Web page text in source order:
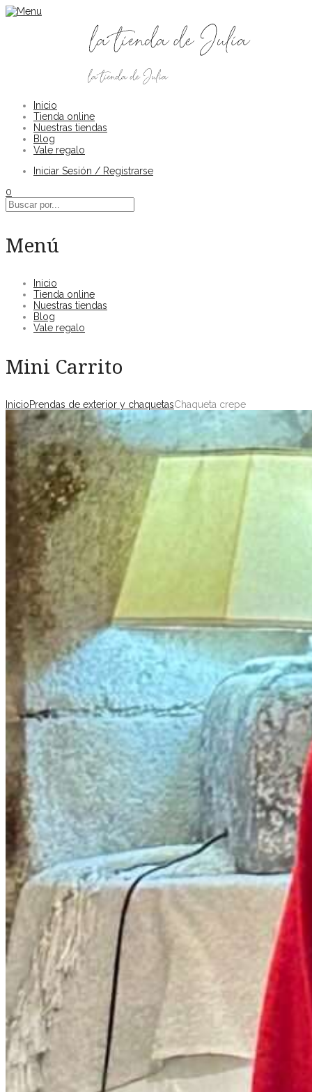
Inicio
Tienda online
Nuestras tiendas
Blog
Vale regalo
Iniciar Sesión / Registrarse
0
Menú
Inicio
Tienda online
Nuestras tiendas
Blog
Vale regalo
Mini Carrito
InicioPrendas de exterior y chaquetasChaqueta crepe